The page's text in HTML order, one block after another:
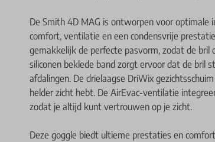
De Smith 4D MAG is ontworpen voor
comfort, ventilatie en een condensvrije
gemakkelijk de perfecte pasvorm, zodat de
siliconen beklede band zorgt ervoor dat de bril
afdalingen. De drielaagse DriWix
helder zicht hebt. De AirEvac-ventilatie
zodat je altijd kunt vertrouwen op je zicht.
Deze goggle biedt ultieme prestaties en